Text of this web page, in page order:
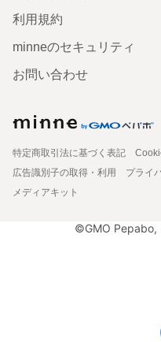
利用規約
minneのセキュリティ
お問い合わせ
特定商取引法に基づく表記
広告識別子の取得・利用
プライ
メディアキット
©GMO Pepabo,